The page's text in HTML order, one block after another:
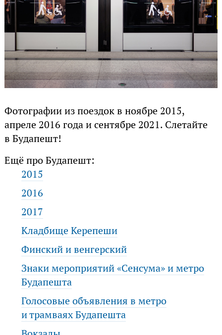
Фотографии из поездок в ноябре 2015,
апреле 2016 года и сентябре 2021. Слетайте
в Будапешт!
Ещё про Будапешт:
2015
2016
2017
Кладбище Керепеши
Финский и венгерский
Знаки мероприятий «Сенсума» и метро
Будапешта
Голосовые объявления в метро
и трамваях Будапешта